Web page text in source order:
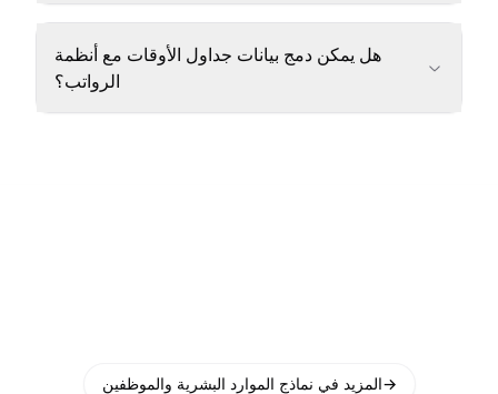
هل يمكن دمج بيانات جداول الأوقات مع أنظمة
الرواتب؟
المزيد في نماذج الموارد البشرية والموظفين→